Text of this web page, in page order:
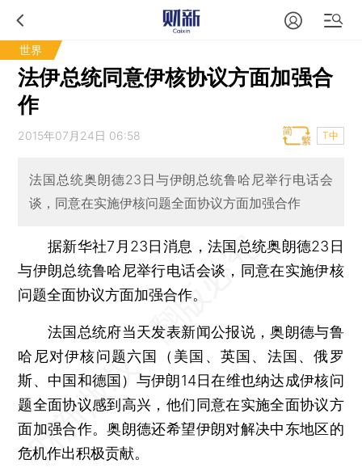
世界
法伊总统同意伊核协议方面加强合
作
2015年07月24日 06:58 T中
法国总统奥朗德23日与伊朗总统鲁哈尼举行电话会
谈，同意在实施伊核问题全面协议方面加强合作
据新华社7月23日消息，法国总统奥朗德23日
与伊朗总统鲁哈尼举行电话会谈，同意在实施伊核
问题全面协议方面加强合作。
法国总统府当天发表新闻公报说，奥朗德与鲁
哈尼对伊核问题六国（美国、英国、法国、俄罗
斯、中国和德国）与伊朗14日在维也纳达成伊核问
题全面协议感到高兴，他们同意在实施全面协议方
面加强合作。奥朗德还希望伊朗对解决中东地区的
危机作出积极贡献。